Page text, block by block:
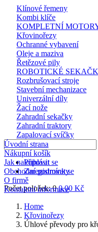
Klínové řemeny
Kombi klíče
KOMPLETNÍ
Křovinořezy
Ochranné vybavení
Oleje a maziva
Řetězové pily
ROBOTICKÉ
Rozbrušovací stroje
Stavební mechanizace
Univerzální díly
Žací nože
Zahradní sekačky
Zahradní traktory
Zapalovací svíčky
Přihlásit se
Zaregistrovat se
Počet položek: 0 0,00 Kč
Úvodní strana
Nákupní košík
Jak nakupovat
Obchodní podmínky
O firmě
Kontaktní informace
Home
Křovinořezy
Úhlové převody pro